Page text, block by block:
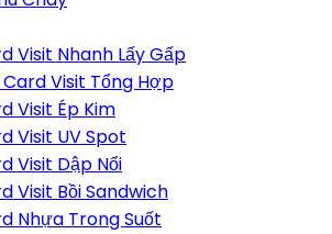
Visit Nhanh Lấy Gấp
Card Visit Tổng Hợp
Visit Ép Kim
Visit UV Spot
Visit Dập Nổi
Visit Bồi Sandwich
Nhựa Trong Suốt